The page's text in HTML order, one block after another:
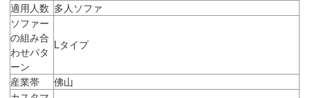
適用人数 多人ソファ
ソファー
の組み合
わせパタ
ーン
Lタイプ
産業帯
佛山